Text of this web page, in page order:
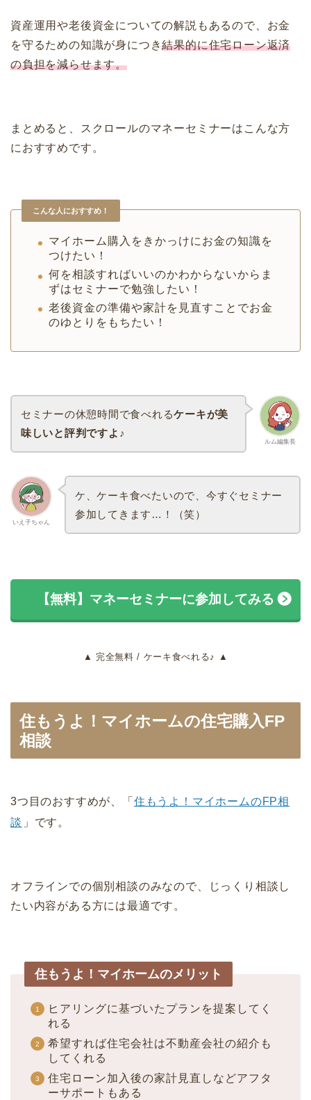
資産運用や老後資金についての解説もあるので、お金
を守るための知識が身につき結果的に住宅ローン返済
の負担を減らせます。
まとめると、スクロールのマネーセミナーはこんな方
におすすめです。
こんな人におすすめ！
マイホーム購入をきかっけにお金の知識を
つけたい！
何を相談すればいいのかわからないからま
ずはセミナーで勉強したい！
老後資金の準備や家計を見直すことでお金
のゆとりをもちたい！
ルム編集長
セミナーの休憩時間で食べれるケーキが美
味しいと評判ですよ♪
いえ子ちゃん
ケ、ケーキ食べたいので、今すぐセミナー
参加してきます…！（笑）
【無料】マネーセミナーに参加してみる
▲ 完全無料 / ケーキ食べれる♪ ▲
住もうよ！マイホームの住宅購入FP
相談
3つ目のおすすめが、「 住もうよ！マイホームのFP相
談 」です。
オフラインでの個別相談のみなので、じっくり相談し
たい内容がある方には最適です。
住もうよ！マイホームのメリット
ヒアリングに基づいたプランを提案してく
れる
希望すれば住宅会社は不動産会社の紹介も
してくれる
住宅ローン加入後の家計見直しなどアフタ
ーサポートもある